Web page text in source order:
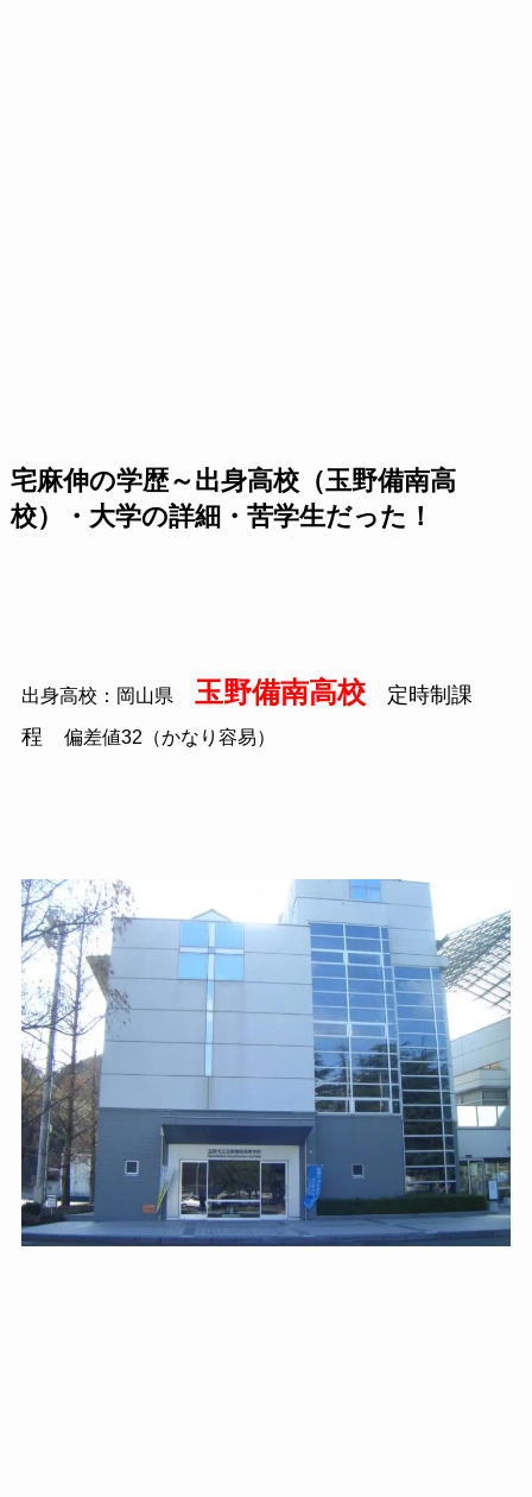
宅麻伸の学歴～出身高校（玉野備南高
校）・大学の詳細・苦学生だった！
出身高校：岡山県 玉野備南高校定時制課
程 偏差値32 （かなり容易）